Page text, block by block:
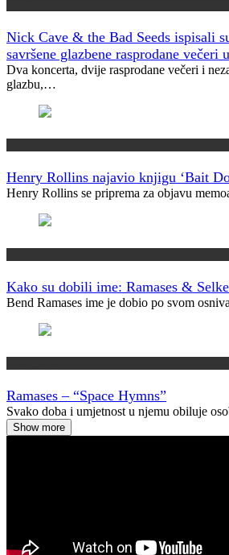
Nick Cave & the Bad Seeds ispisali
savršene glazbene rasprodane večeri
Dva koncerta, dvije rasprodane večeri i
glazbu,…
Henry Rollins najavio knjigu ‘Bait
Henry Rollins se priprema za objavu
Kako su dobili ime: Ramases &
Bend Ramases ime je dobio po svom
Ramases – “Space Hymns”
Svako doba i umjetnost u njemu obiluje
Show more